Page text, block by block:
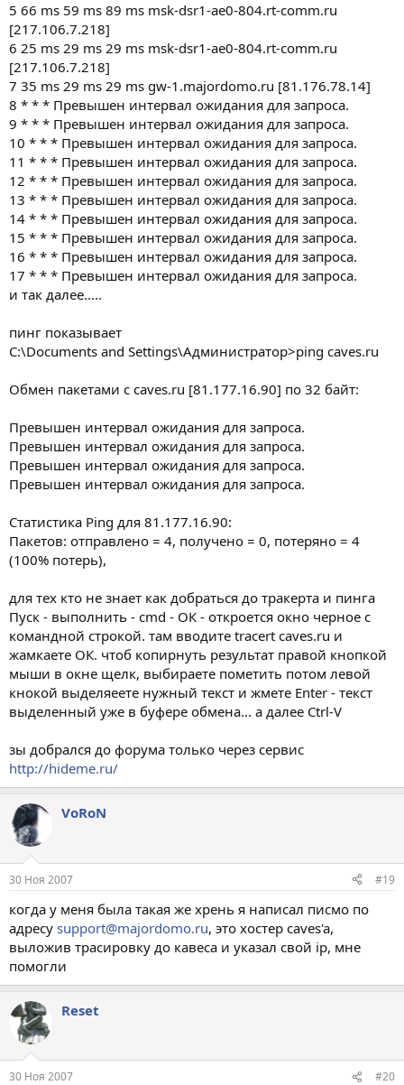
5 66 ms 59 ms 89 ms msk-dsr1-ae0-804.rt-comm.ru
[217.106.7.218]
6 25 ms 29 ms 29 ms msk-dsr1-ae0-804.rt-comm.ru
[217.106.7.218]
7 35 ms 29 ms 29 ms gw-1.majordomo.ru [81.176.78.14]
8 * * * Превышен интервал ожидания для запроса.
9 * * * Превышен интервал ожидания для запроса.
10 * * * Превышен интервал ожидания для запроса.
11 * * * Превышен интервал ожидания для запроса.
12 * * * Превышен интервал ожидания для запроса.
13 * * * Превышен интервал ожидания для запроса.
14 * * * Превышен интервал ожидания для запроса.
15 * * * Превышен интервал ожидания для запроса.
16 * * * Превышен интервал ожидания для запроса.
17 * * * Превышен интервал ожидания для запроса.
и так далее.....
пинг показывает
C:\Documents and Settings\Администратор>ping caves.ru
Обмен пакетами с caves.ru [81.177.16.90] по 32 байт:
Превышен интервал ожидания для запроса.
Превышен интервал ожидания для запроса.
Превышен интервал ожидания для запроса.
Превышен интервал ожидания для запроса.
Статистика Ping для 81.177.16.90:
Пакетов: отправлено = 4, получено = 0, потеряно = 4
(100% потерь),
для тех кто не знает как добраться до тракерта и пинга
Пуск - выполнить - cmd - ОК - откроется окно черное с
командной строкой. там вводите tracert caves.ru и
жамкаете ОК. чтоб копирнуть результат правой кнопкой
мыши в окне щелк, выбираете пометить потом левой
кнокой выделяеете нужный текст и жмете Enter - текст
выделенный уже в буфере обмена... а далее Ctrl-V
зы добрался до форума только через сервис
http://hideme.ru/
VoRoN
30 Ноя 2007 #19
когда у меня была такая же хрень я написал писмо по
адресу support@majordomo.ru, это хостер caves'a,
выложив трасировку до кавеса и указал свой ip, мне
помогли
Reset
30 Ноя 2007 #20